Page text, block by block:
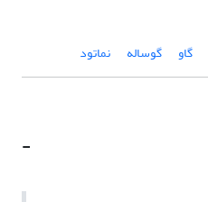
گاو گوساله نماتود
-